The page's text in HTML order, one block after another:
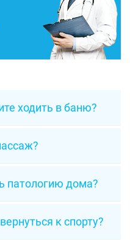
ходить в баню?
патологию дома?
к спорту?